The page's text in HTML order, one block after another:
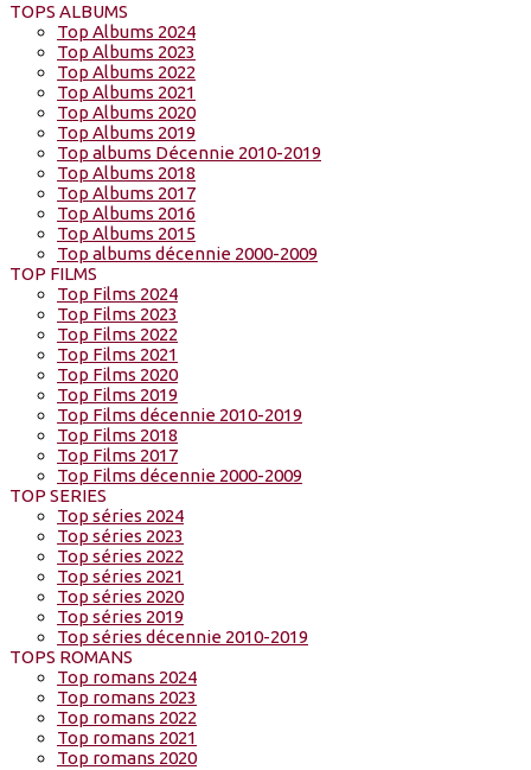
TOPS ALBUMS
Top Albums 2024
Top Albums 2023
Top Albums 2022
Top Albums 2021
Top Albums 2020
Top Albums 2019
Top albums Décennie 2010-2019
Top Albums 2018
Top Albums 2017
Top Albums 2016
Top Albums 2015
Top albums décennie 2000-2009
TOP FILMS
Top Films 2024
Top Films 2023
Top Films 2022
Top Films 2021
Top Films 2020
Top Films 2019
Top Films décennie 2010-2019
Top Films 2018
Top Films 2017
Top Films décennie 2000-2009
TOP SERIES
Top séries 2024
Top séries 2023
Top séries 2022
Top séries 2021
Top séries 2020
Top séries 2019
Top séries décennie 2010-2019
TOPS ROMANS
Top romans 2024
Top romans 2023
Top romans 2022
Top romans 2021
Top romans 2020